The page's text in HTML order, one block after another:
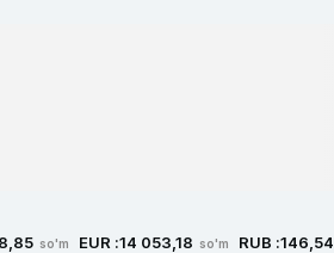
so'm EUR :14 053,18 so'm RUB :146,54